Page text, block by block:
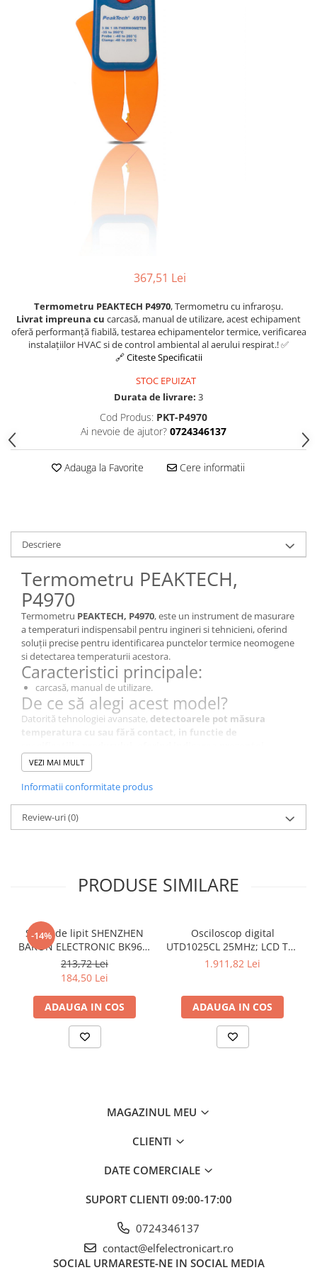
367,51 Lei
Termometru PEAKTECH P4970, Termometru cu infraroșu.
Livrat impreuna cu carcasă, manual de utilizare, acest echipament
oferă performanță fiabilă, testarea echipamentelor termice, verificarea
instalațiilor HVAC si de control ambiental al aerului respirat.! ✅
🔗 Citeste Specificatii
STOC EPUIZAT
Durata de livrare: 3
Cod Produs: PKT-P4970
Ai nevoie de ajutor? 0724346137
Adauga la Favorite Cere informatii
Descriere
Termometru PEAKTECH,
P4970
Termometru PEAKTECH, P4970, este un instrument de masurare
a temperaturi indispensabil pentru ingineri si tehnicieni, oferind
soluții precise pentru identificarea punctelor termice neomogene
si detectarea temperaturii acestora.
Caracteristici principale:
carcasă, manual de utilizare.
De ce să alegi acest model?
Datorită tehnologiei avansate, detectoarele pot măsura
temperatura cu sau fără contact, in functie de
neomogenitatii de temperatura sau valoarea acesteia in
punctele masurate.
diagnosticare si localizare a diferentelor sau defectelor
Specificații Tehnice
Tipul contorului
Termometru cu
Display
LCD
Alimentare
baterie CR2032 3V x2
Dimensiuni
Baterie
baterie CR2032 3V x2
Rezolutie optica
Temperatura exterioara de masura
Greutate cu baterie
Distanța tipică până la punctul de
măsurare
VEZI MAI MULT
Informatii conformitate produs
Review-uri(0)
PRODUSE SIMILARE
-14%
Stație de lipit SHENZHEN
BAKON ELECTRONIC BK969,
200...480°C control
analogic, cu buton
213,72 Lei
184,50 Lei
ADAUGA IN COS
Osciloscop digital
UTD1025CL 25MHz; LCD TFT
3,5"; Ch: 1; 250Msps; 12kpts
1.911,82 Lei
ADAUGA IN COS
MAGAZINUL MEU
CLIENTI
DATE COMERCIALE
SUPORT CLIENTI 09:00-17:00
0724346137
contact@elfelectronicart.ro
SOCIAL URMARESTE-NE IN SOCIAL MEDIA